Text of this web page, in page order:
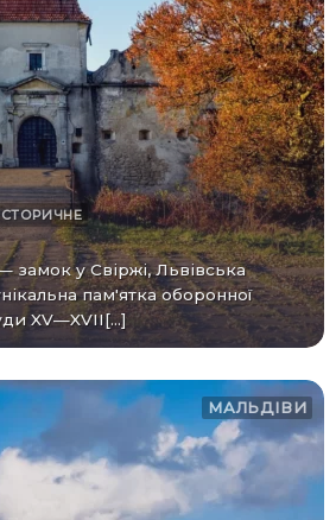
пам'ятка оборонної
XV—XVII[...]
МАЛЬДІВИ